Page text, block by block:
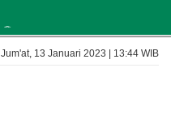
Jum'at, 13 Januari 2023 | 13:44 WIB